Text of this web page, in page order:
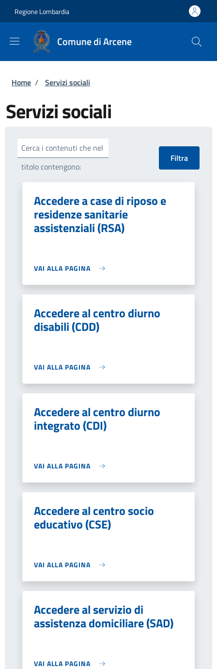
Regione Lombardia
Comune di Arcene
Briciole di pane
Home / Servizi sociali
Servizi sociali
Cerca i contenuti che nel
titolo contengono:
Accedere a case di riposo e
residenze sanitarie
assistenziali (RSA)
VAI ALLA PAGINA
Accedere al centro diurno
disabili (CDD)
VAI ALLA PAGINA
Accedere al centro diurno
integrato (CDI)
VAI ALLA PAGINA
Accedere al centro socio
educativo (CSE)
VAI ALLA PAGINA
Accedere al servizio di
assistenza domiciliare (SAD)
VAI ALLA PAGINA